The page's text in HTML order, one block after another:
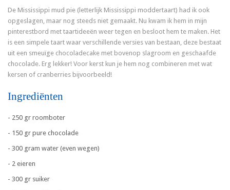
De Mississippi mud pie (letterlijk Mississippi moddertaart) had ik ook
opgeslagen, maar nog steeds niet gemaakt. Nu kwam ik hem in mijn
pinterestbord met taartideeën weer tegen en besloot hem te maken. Het
is een simpele taart waar verschillende versies van bestaan, deze bestaat
uit een smeuïge chocoladecake met bovenop slagroom en geschaafde
chocolade. Erg lekker! Voor kerst kun je hem nog combineren met wat
kersen of cranberries bijvoorbeeld!
Ingrediënten
- 250 gr roomboter
- 150 gr pure chocolade
- 300 gram water (even wegen)
- 2 eieren
- 300 gr suiker